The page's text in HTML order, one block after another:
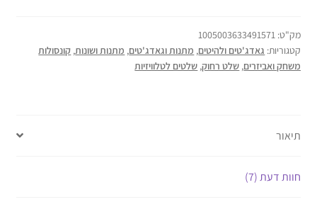
מק"ט: 1005003633491571
קטגוריות: גאדג'טים ולהיטים, מתנות וגאדג'טים, מתנות ושונות, קונסולות
משחק ואביזרים, שלט רחוק, שלטים לטלוויזיות
תיאור
חוות דעת (7)